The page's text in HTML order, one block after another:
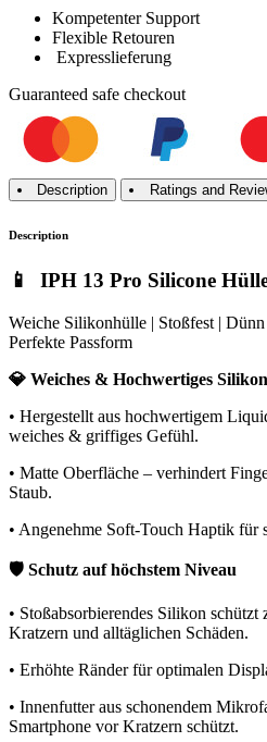
Kompetenter Support
Flexible Retouren
Expresslieferung
Guaranteed safe checkout
Description Ratings and
Description
📱 IPH 13 Pro Silicone
Weiche Silikonhülle | Stoßfest |
Perfekte Passform
💎 Weiches & Hochwertiges Silikon
• Hergestellt aus hochwertigem
weiches & griffiges Gefühl.
• Matte Oberfläche – verhindert
Staub.
• Angenehme Soft-Touch Haptik für
🛡️ Schutz auf höchstem Niveau
• Stoßabsorbierendes Silikon schützt
Kratzern und alltäglichen Schäden.
• Erhöhte Ränder für optimalen
• Innenfutter aus schonendem
Smartphone vor Kratzern schützt.